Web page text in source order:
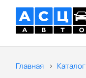
Главная Каталог